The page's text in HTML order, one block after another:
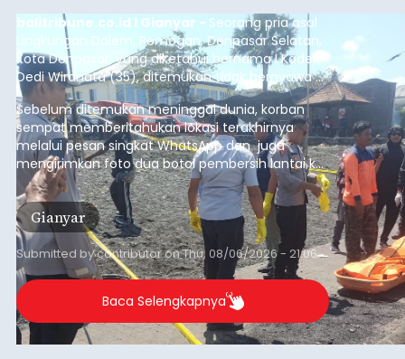
balitribune.co.id I Gianyar - Seorang pria asal
Lingkungan Dalem, Pemogan, Denpasar Selatan,
Kota Denpasar, yang diketahui bernama I Kadek
Dedi Wiranata (35), ditemukan tidak bernyawa di
pesisir Pantai Purnama, Sukawati.
Sebelum ditemukan meninggal dunia, korban
sempat memberitahukan lokasi terakhirnya
melalui pesan singkat WhatsApp dan juga
mengirimkan foto dua botol pembersih lantai ke
istrinya.
Gianyar
Submitted bycontributoronThu, 08/06/2026 - 21:06
Baca Selengkapnya